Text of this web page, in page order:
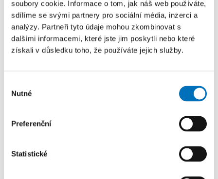
soubory cookie. Informace o tom, jak náš web používáte,
sdílíme se svými partnery pro sociální média, inzerci a
analýzy. Partneři tyto údaje mohou zkombinovat s
dalšími informacemi, které jste jim poskytli nebo které
získali v důsledku toho, že používáte jejich služby.
souhlasu
Nutné
Preferenční
Statistické
ISSN 1029-8479.
T-folds as Poisson-Lie plurals
ROK
PUBLIKOVÁNO
European Physical Journal C. 2020, 80(892), ISSN